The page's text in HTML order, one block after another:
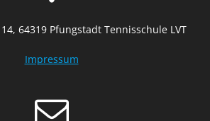
64319 Pfungstadt Tennisschule LVT
Impressum